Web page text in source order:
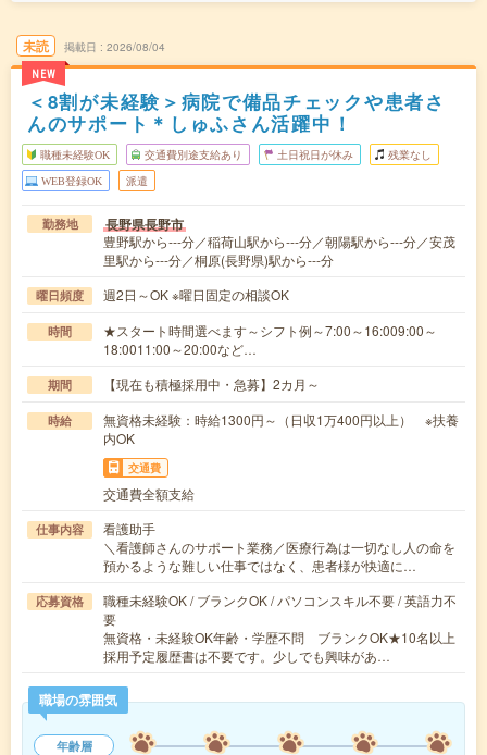
未読
NEW
掲載日 2026/08/04
＜8割が未経験＞病院で備品チェックや患者さ
んのサポート＊しゅふさん活躍中！
職種未経験OK 交通費別途支給あり 土日祝日が休み 残業なし
WEB登録OK 派遣
勤務地 長野県長野市
豊野駅から---分／稲荷山駅から---分／朝陽駅から---分／安茂
里駅から---分／桐原(長野県)駅から---分
曜日頻度 週2日～OK ※曜日固定の相談OK
時間
★スタート時間選べます～シフト例～7:00～16:009:00～
18:0011:00～20:00など…
期間 【現在も積極採用中・急募】2カ月～
時給
無資格未経験：時給1300円～（日収1万400円以上） ※扶養
内OK
交通費
交通費全額支給
仕事内容
看護助手
＼看護師さんのサポート業務／医療行為は一切なし人の命を
預かるような難しい仕事ではなく、患者様が快適に…
応募資格
職種未経験OK / ブランクOK / パソコンスキル不要 / 英語力不
要
無資格・未経験OK年齢・学歴不問 ブランクOK★10名以上
採用予定履歴書は不要です。少しでも興味があ…
職場の雰囲気
年齢層